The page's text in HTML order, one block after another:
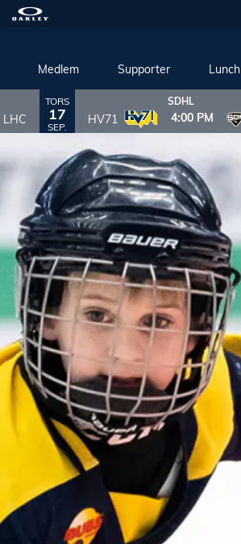
Medlem Supporter Lunch
LHC
TORS
17
SEP.
SDHL
HV71 4:00 PM